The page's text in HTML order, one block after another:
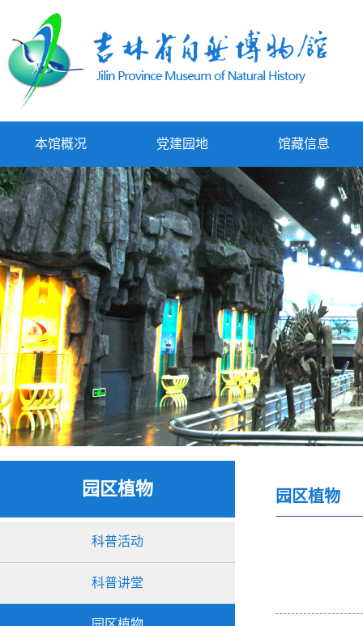
本馆概况 党建园地 馆藏信息
园区植物
科普活动
科普讲堂
园区植物